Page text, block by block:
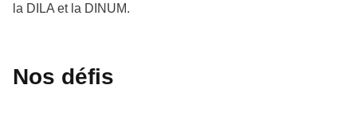
la DILA et la DINUM.
Nos défis